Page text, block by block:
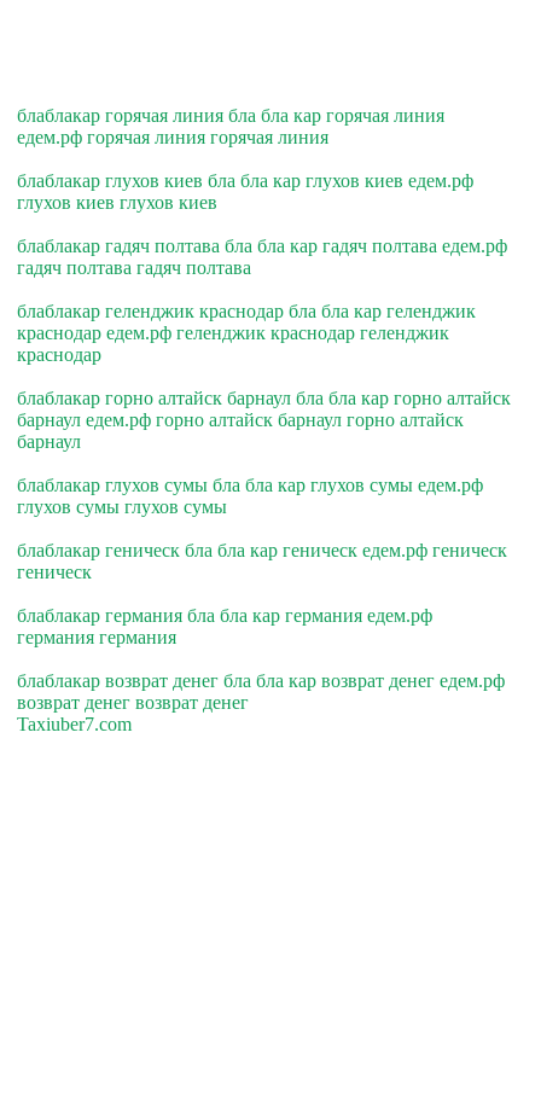
блаблакар горячая линия бла бла кар горячая линия
едем.рф горячая линия горячая линия
блаблакар глухов киев бла бла кар глухов киев едем.рф
глухов киев глухов киев
блаблакар гадяч полтава бла бла кар гадяч полтава едем.рф
гадяч полтава гадяч полтава
блаблакар геленджик краснодар бла бла кар геленджик
краснодар едем.рф геленджик краснодар геленджик
краснодар
блаблакар горно алтайск барнаул бла бла кар горно алтайск
барнаул едем.рф горно алтайск барнаул горно алтайск
барнаул
блаблакар глухов сумы бла бла кар глухов сумы едем.рф
глухов сумы глухов сумы
блаблакар геническ бла бла кар геническ едем.рф геническ
геническ
блаблакар германия бла бла кар германия едем.рф
германия германия
блаблакар возврат денег бла бла кар возврат денег едем.рф
возврат денег возврат денег
Taxiuber7.com